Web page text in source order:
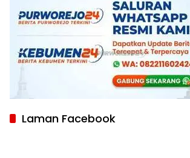
Laman Facebook